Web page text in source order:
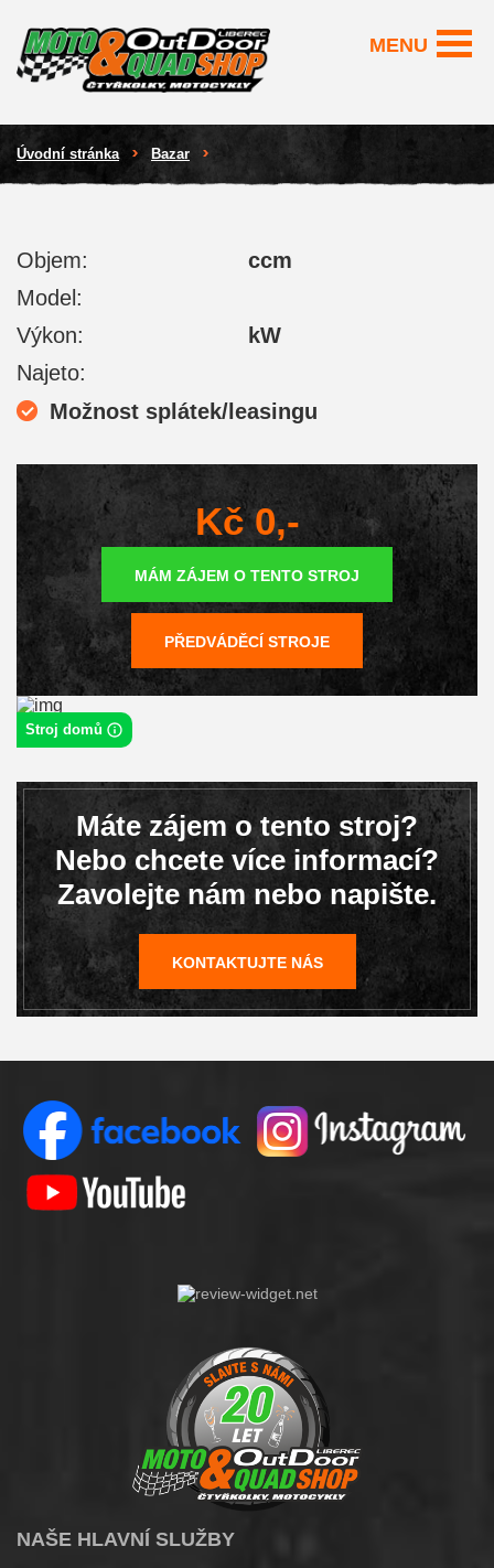
MENU
Úvodní stránka Bazar
Objem:
ccm
Model:
Výkon:
kW
Najeto:
Možnost splátek/leasingu
Kč 0,-
MÁM ZÁJEM O TENTO STROJ
PŘEDVÁDĚCÍ STROJE
Stroj domů
Máte zájem o tento stroj?
Nebo chcete více informací?
Zavolejte nám nebo napište.
KONTAKTUJTE NÁS
NAŠE HLAVNÍ SLUŽBY